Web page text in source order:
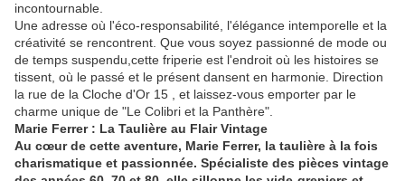
incontournable.
Une adresse où l'éco-responsabilité, l'élégance intemporelle et la
créativité se rencontrent. Que vous soyez passionné de mode ou
de temps suspendu,cette friperie est l'endroit où les histoires se
tissent, où le passé et le présent dansent en harmonie. Direction
la rue de la Cloche d'Or 15 , et laissez-vous emporter par le
charme unique de "Le Colibri et la Panthère".
Marie Ferrer : La Taulière au Flair Vintage
Au cœur de cette aventure, Marie Ferrer, la taulière à la fois
charismatique et passionnée. Spécialiste des pièces vintage